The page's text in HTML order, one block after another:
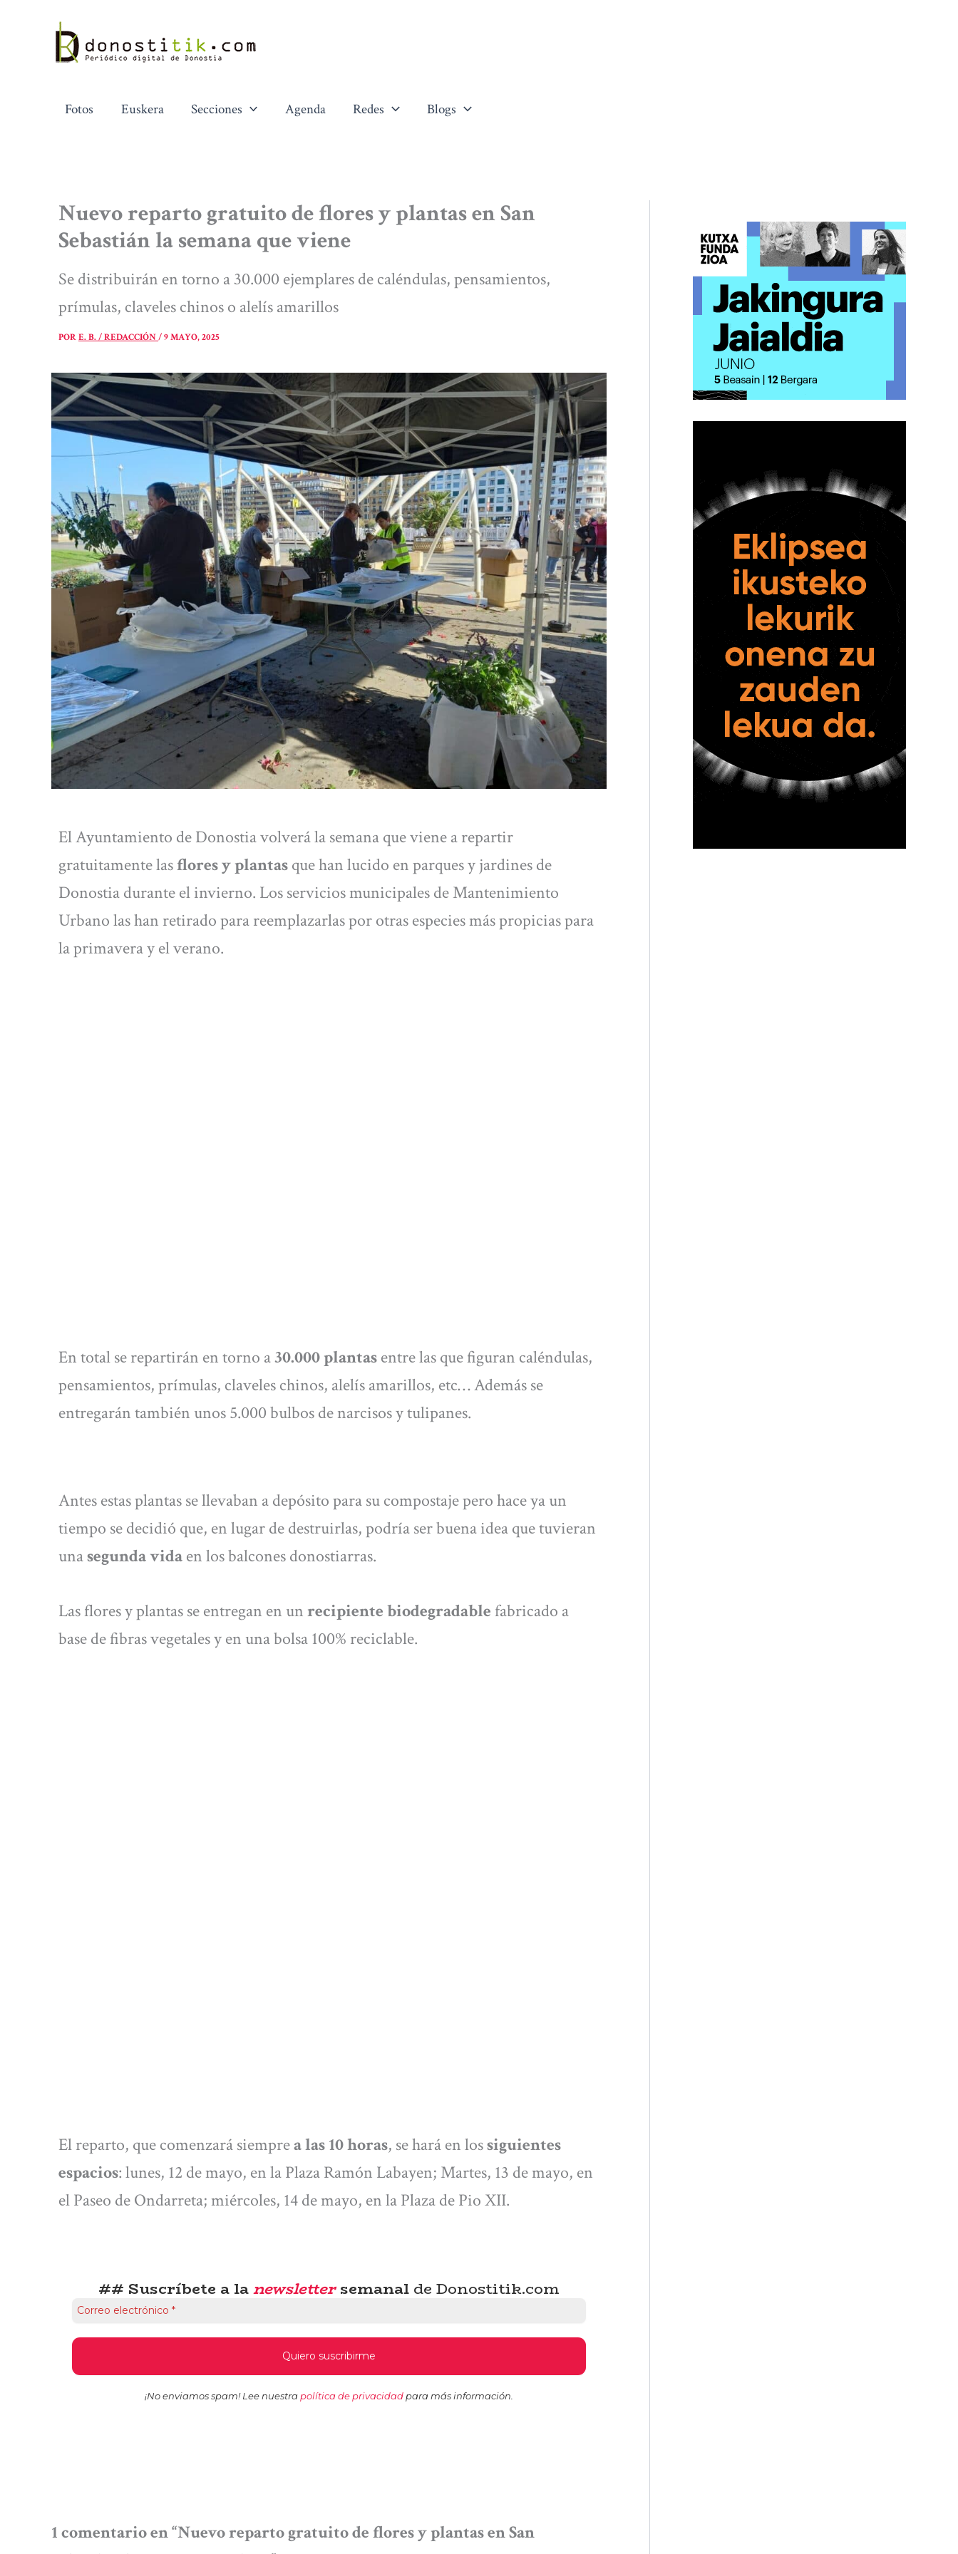
contenido
Fotos Euskera Secciones Agenda Redes Blogs
Nuevo reparto gratuito de flores y plantas en San
Sebastián la semana que viene
Se distribuirán en torno a 30.000 ejemplares de caléndulas, pensamientos,
prímulas, claveles chinos o alelís amarillos
PORE. B. / REDACCIÓN/9 MAYO, 2025
El Ayuntamiento de Donostia volverá la semana que viene a repartir
gratuitamente lasflores y plantasque han lucido en parques y jardines de
Donostia durante el invierno. Los servicios municipales de Mantenimiento
Urbano las han retirado para reemplazarlas por otras especies más propicias para
la primavera y el verano.
En total se repartirán en torno a30.000 plantasentre las que figuran caléndulas,
pensamientos, prímulas, claveles chinos, alelís amarillos, etc… Además se
entregarán también unos 5.000 bulbos de narcisos y tulipanes.
Antes estas plantas se llevaban a depósito para su compostaje pero hace ya un
tiempo se decidió que, en lugar de destruirlas, podría ser buena idea que tuvieran
unasegunda vidaen los balcones donostiarras.
Las flores y plantas se entregan en unrecipiente biodegradablefabricado a
base de fibras vegetales y en una bolsa 100% reciclable.
El reparto, que comenzará siemprea las 10 horas, se hará en lossiguientes
espacios: lunes, 12 de mayo, en la Plaza Ramón Labayen; Martes, 13 de mayo, en
el Paseo de Ondarreta; miércoles, 14 de mayo, en la Plaza de Pio XII.
## Suscríbete a lanewslettersemanal de Donostitik.com
¡No enviamos spam! Lee nuestra política de privacidad para más información.
1 comentario en “Nuevo reparto gratuito de flores y plantas en San